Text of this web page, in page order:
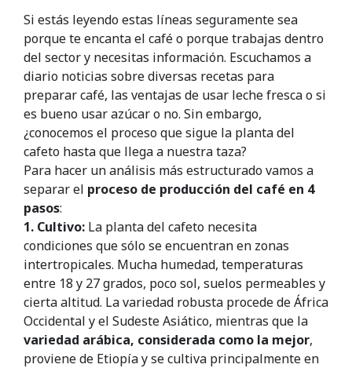
Si estás leyendo estas líneas seguramente sea
porque te encanta el café o porque trabajas dentro
del sector y necesitas información. Escuchamos a
diario noticias sobre diversas recetas para
preparar café, las ventajas de usar leche fresca o si
es bueno usar azúcar o no. Sin embargo,
¿conocemos el proceso que sigue la planta del
cafeto hasta que llega a nuestra taza?
Para hacer un análisis más estructurado vamos a
separar el proceso de producción del café en 4
pasos:
1. Cultivo: La planta del cafeto necesita
condiciones que sólo se encuentran en zonas
intertropicales. Mucha humedad, temperaturas
entre 18 y 27 grados, poco sol, suelos permeables y
cierta altitud. La variedad robusta procede de África
Occidental y el Sudeste Asiático, mientras que la
variedad arábica, considerada como la mejor,
proviene de Etiopía y se cultiva principalmente en